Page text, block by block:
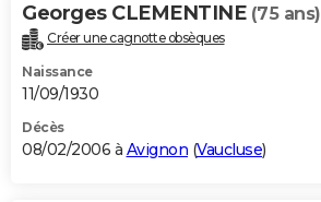
Georges CLEMENTINE (75 ans)
Créer une cagnotte obsèques
Naissance
11/09/1930
Décès
08/02/2006 à Avignon (Vaucluse)